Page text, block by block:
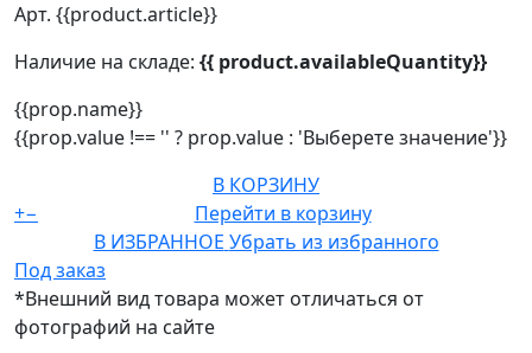
Арт. {{product.article}}
Наличие на складе: {{ product.availableQuantity}}
{{prop.name}}
{{prop.value !== '' ? prop.value : 'Выберете значение'}}
В КОРЗИНУ
+−
Перейти в корзину
В ИЗБРАННОЕ Убрать из избранного
Под заказ
*Внешний вид товара может отличаться от
фотографий на сайте